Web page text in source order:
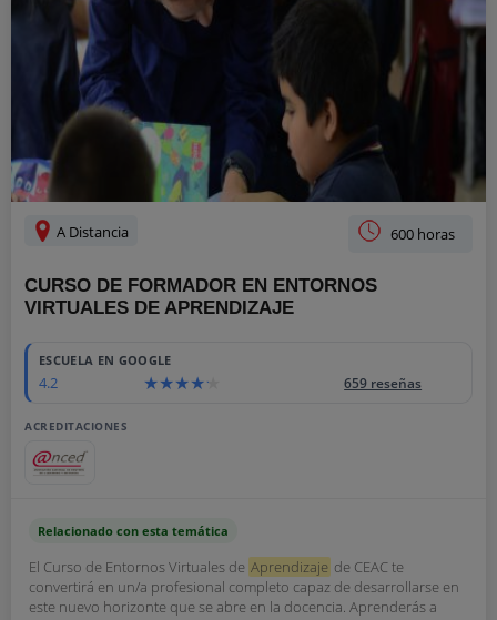
A Distancia 600 horas
CURSO DE FORMADOR EN ENTORNOS
VIRTUALES DE APRENDIZAJE
ESCUELA EN GOOGLE
4.2 659 reseñas
ACREDITACIONES
Relacionado con esta temática
El Curso de Entornos Virtuales de Aprendizaje de CEAC te
convertirá en un/a profesional completo capaz de desarrollarse en
este nuevo horizonte que se abre en la docencia. Aprenderás a